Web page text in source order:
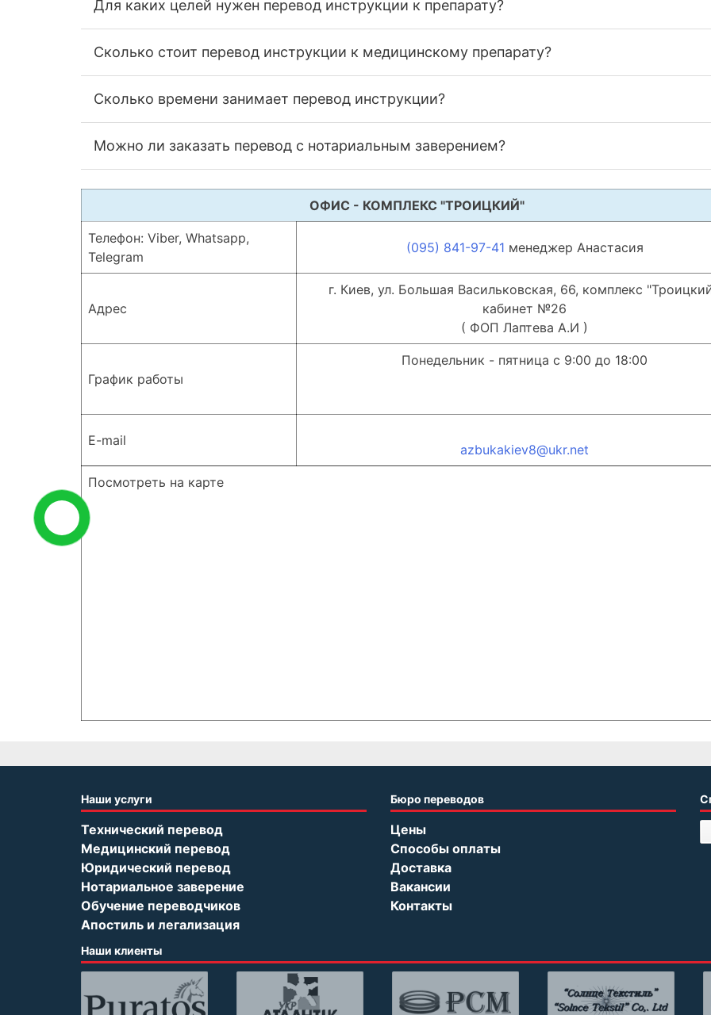
Для каких целей нужен перевод инструкции к препарату?
Сколько стоит перевод инструкции к медицинскому препарату?
Сколько времени занимает перевод инструкции?
Можно ли заказать перевод с нотариальным заверением?
ОФИС - КОМПЛЕКС "ТРОИЦКИЙ"
Телефон: Viber, Whatsapp,
Telegram
(095) 841-97-41 менеджер Анастасия
Адрес
г. Киев, ул. Большая Васильковская, 66, комплекс
кабинет №26
( ФОП Лаптева А.И )
График работы
Понедельник - пятница с 9:00 до 18:00
E-mail
azbukakiev8@ukr.net
Посмотреть на карте
Наши услуги
Технический перевод
Медицинский перевод
Юридический перевод
Нотариальное заверение
Обучение переводчиков
Апостиль и легализация
Бюро переводов
Цены
Способы оплаты
Доставка
Вакансии
Контакты
Наши клиенты